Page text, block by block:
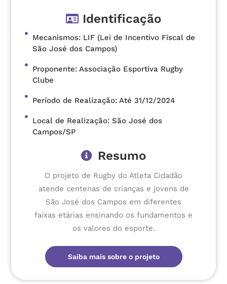
Identificação
Mecanismos: LIF (Lei de Incentivo Fiscal de
São José dos Campos)
Proponente: Associação Esportiva Rugby
Clube
Período de Realização: Até 31/12/2024
Local de Realização: São José dos
Campos/SP
Resumo
O projeto de Rugby do Atleta Cidadão
atende centenas de crianças e jovens de
São José dos Campos em diferentes
faixas etárias ensinando os fundamentos e
os valores do esporte.
Saiba mais sobre o projeto